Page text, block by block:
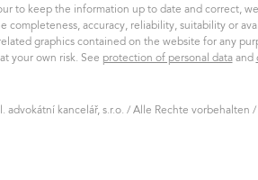
to keep the information up to date and correct,
completeness, accuracy, reliability, suitability or
graphics contained on the website for any
your own risk. See protection of personal dataand
advokátní kancelář, s.r.o. / Alle Rechte vorbehalten